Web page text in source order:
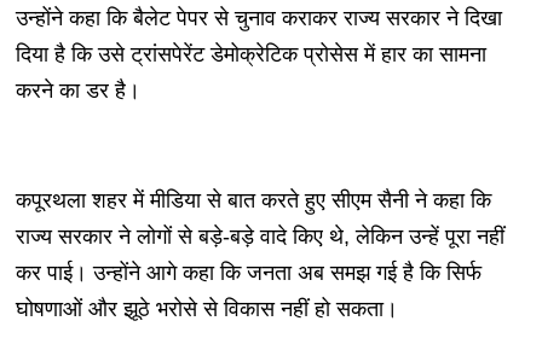
उन्होंने कहा कि बैलेट पेपर से चुनाव कराकर राज्य सरकार ने दिखा
दिया है कि उसे ट्रांसपेरेंट डेमोक्रेटिक प्रोसेस में हार का सामना
करने का डर है।
कपूरथला शहर में मीडिया से बात करते हुए सीएम सैनी ने कहा कि
राज्य सरकार ने लोगों से बड़े-बड़े वादे किए थे, लेकिन उन्हें पूरा नहीं
कर पाई। उन्होंने आगे कहा कि जनता अब समझ गई है कि सिर्फ
घोषणाओं और झूठे भरोसे से विकास नहीं हो सकता।